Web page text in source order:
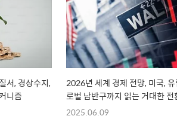
서, 경상수지,
니즘
2026년 세계 경제 전망, 미국,
로벌 남반구까지 읽는 거대한 전
2025.06.09